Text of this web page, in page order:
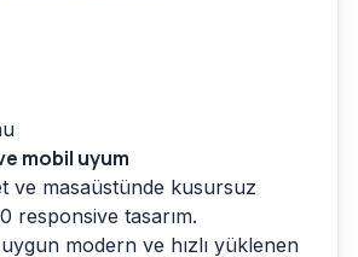
mobil uyum
ve masaüstünde kusursuz
responsive tasarım.
modern ve hızlı yüklenen